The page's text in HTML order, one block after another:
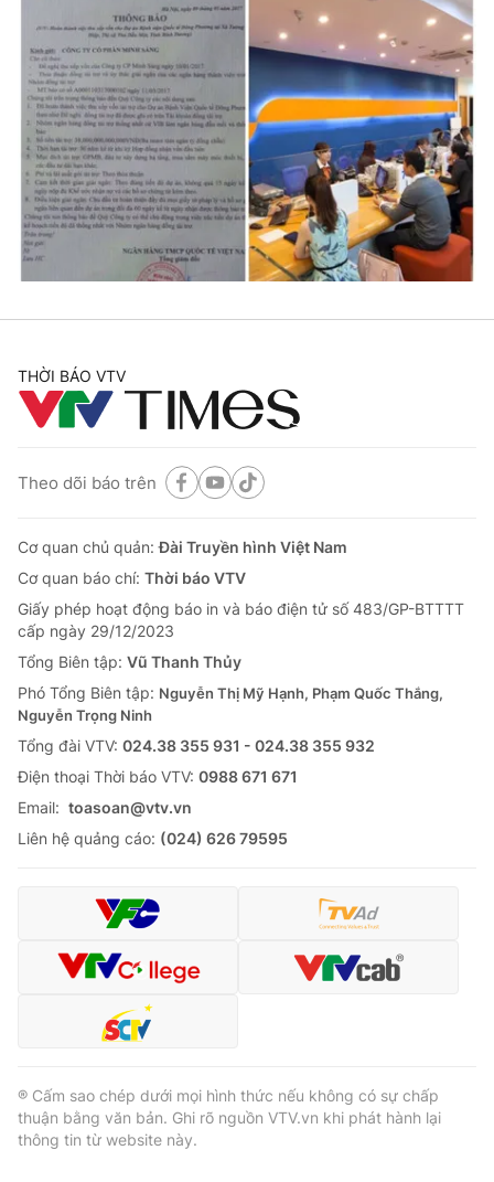
Shorts video
VTV Money VTV Thể thao
VTV Sức khoẻ Bất động sản
Thị trường 24h Tấm lòng Việt
Vươn mình bằng AI
Liên hệ tòa soạn English
Theo dõi báo trên
Cơ quan chủ quản: Đài Truyền hình Việt Nam
Cơ quan báo chí:Thời báo VTV
Giấy phép hoạt động báo in và báo điện tử số 483/GP-BTTTT
cấp ngày 29/12/2023
Tổng Biên tập:
Vũ Thanh Thủy
Phó Tổng Biên tập:
Nguyễn Thị Mỹ Hạnh, Phạm Quốc Thắng,
Nguyễn Trọng Ninh
Ðiện thoại Thời báo VTV:
Liên hệ quảng cáo:024-7300.7108
THỜI BÁO VTV
Theo dõi báo trên
Cơ quan chủ quản:Đài Truyền hình Việt Nam
Cơ quan báo chí: Thời báo VTV
Giấy phép hoạt động báo in và báo điện tử số 483/GP-BTTTT
cấp ngày 29/12/2023
Tổng Biên tập: Vũ Thanh Thủy
Phó Tổng Biên tập: Nguyễn Thị Mỹ Hạnh, Phạm Quốc Thắng,
Nguyễn Trọng Ninh
Tổng đài VTV: 024.38 355 931 - 024.38 355 932
Ðiện thoại Thời báo VTV: 0988 671 671
Email: toasoan@vtv.vn
Liên hệ quảng cáo: (024) 626 79595
® Cấm sao chép dưới mọi hình thức nếu không có sự chấp
thuận bằng văn bản. Ghi rõ nguồn VTV.vn khi phát hành lại
thông tin từ website này.